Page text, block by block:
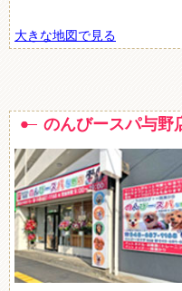
大きな地図で見る
のんびースパ与野